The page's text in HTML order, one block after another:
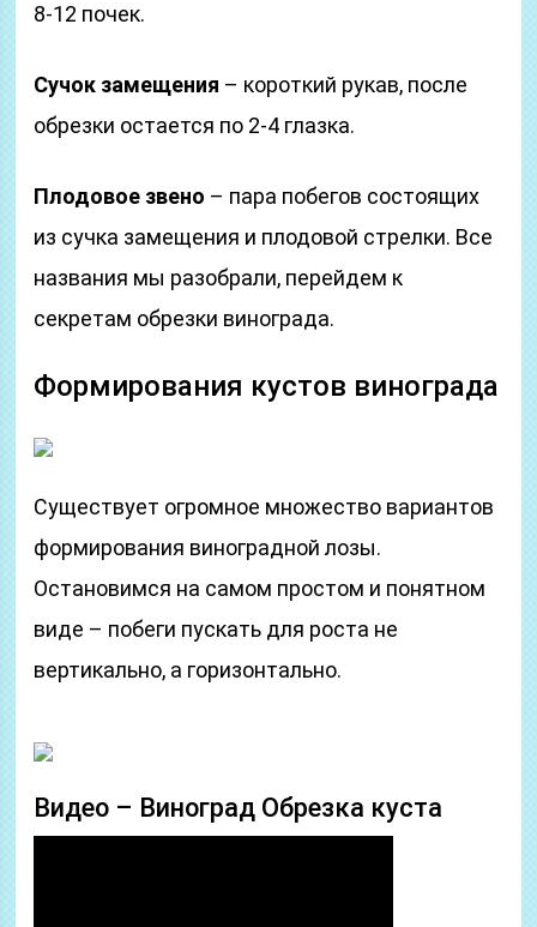
8-12 почек.
Сучок замещения – короткий рукав, после
обрезки остается по 2-4 глазка.
Плодовое звено – пара побегов состоящих
из сучка замещения и плодовой стрелки. Все
названия мы разобрали, перейдем к
секретам обрезки винограда.
Формирования кустов винограда
Существует огромное множество вариантов
формирования виноградной лозы.
Остановимся на самом простом и понятном
виде – побеги пускать для роста не
вертикально, а горизонтально.
Видео – Виноград Обрезка куста